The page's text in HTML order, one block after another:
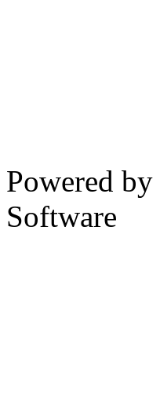
Powered by
Software